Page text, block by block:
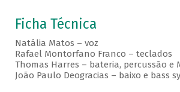
Ficha Técnica
Natália Matos – voz
Rafael Montorfano Franco – teclados
Thomas Harres – bateria, percussão e
João Paulo Deogracias – baixo e bass